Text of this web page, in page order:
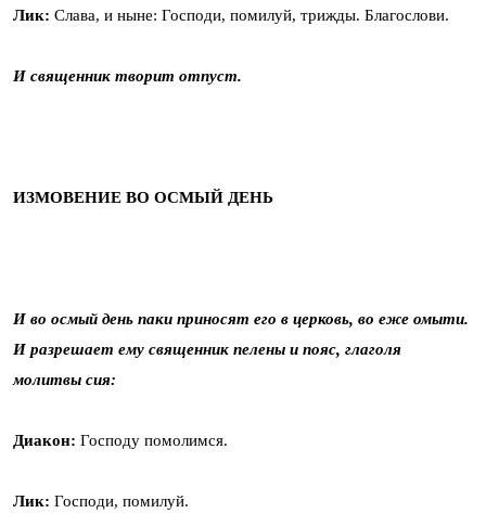
Лик: Слава, и ныне: Господи, помилуй, трижды. Благослови.
И священник творит отпуст.
ИЗМОВЕНИЕ ВО ОСМЫЙ ДЕНЬ
И во осмый день паки приносят его в церковь, во еже омыти.
И разрешает ему священник пелены и пояс, глаголя
молитвы сия:
Диакон: Господу помолимся.
Лик: Господи, помилуй.